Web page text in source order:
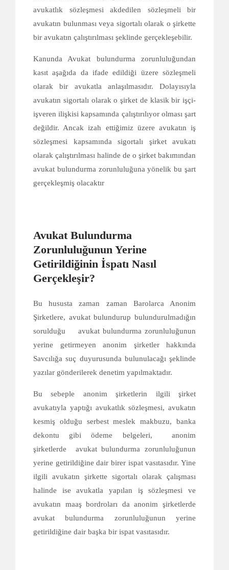
avukatlık sözleşmesi akdedilen sözleşmeli bir
avukatın bulunması veya sigortalı olarak o şirkette
bir avukatın çalıştırılması şeklinde gerçekleşebilir.
Kanunda Avukat bulundurma zorunluluğundan
kasıt aşağıda da ifade edildiği üzere sözleşmeli
olarak bir avukatla anlaşılmasıdır. Dolayısıyla
avukatın sigortalı olarak o şirket de klasik bir işçi-
işveren ilişkisi kapsamında çalıştırılıyor olması şart
değildir. Ancak izah ettiğimiz üzere avukatın iş
sözleşmesi kapsamında sigortalı şirket avukatı
olarak çalıştırılması halinde de o şirket bakımından
avukat bulundurma zorunluluğuna yönelik bu şart
gerçekleşmiş olacaktır
Avukat Bulundurma
Zorunluluğunun Yerine
Getirildiğinin İspatı Nasıl
Gerçekleşir?
Bu hususta zaman zaman Barolarca Anonim
Şirketlere, avukat bulundurup bulundurulmadığın
sorulduğu avukat bulundurma zorunluluğunun
yerine getirmeyen anonim şirketler hakkında
Savcılığa suç duyurusunda bulunulacağı şeklinde
yazılar gönderilerek denetim yapılmaktadır.
Bu sebeple anonim şirketlerin ilgili şirket
avukatıyla yaptığı avukatlık sözleşmesi, avukatın
kesmiş olduğu serbest meslek makbuzu, banka
dekontu gibi ödeme belgeleri, anonim
şirketlerde avukat bulundurma zorunluluğunun
yerine getirildiğine dair birer ispat vasıtasıdır. Yine
ilgili avukatın şirkette sigortalı olarak çalışması
halinde ise avukatla yapılan iş sözleşmesi ve
avukatın maaş bordroları da anonim şirketlerde
avukat bulundurma zorunluluğunun yerine
getirildiğine dair başka bir ispat vasıtasıdır.